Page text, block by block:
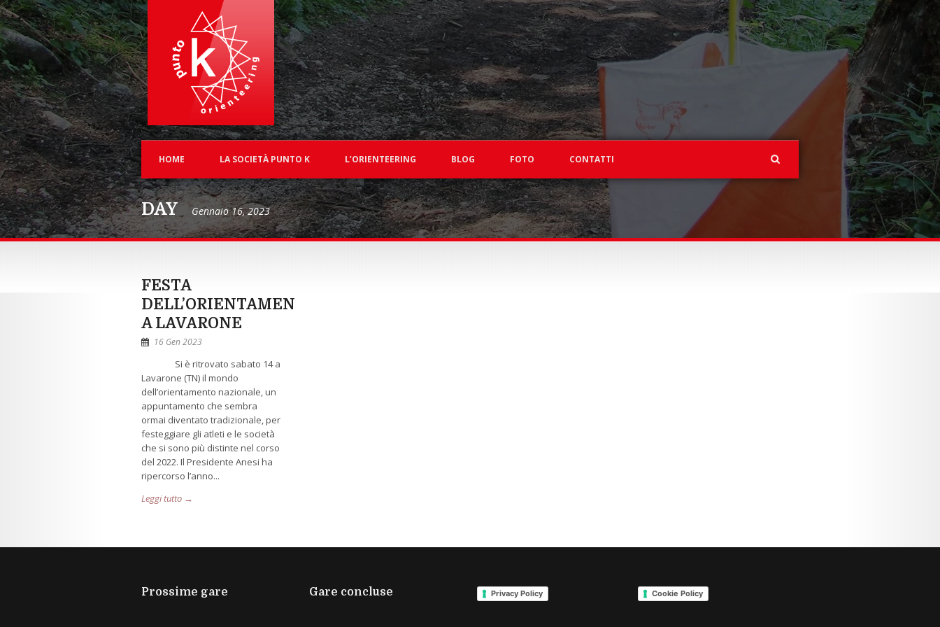
HOME LA SOCIETÀ PUNTO K L’ORIENTEERING BLOG FOTO CONTATTI
DAY Gennaio 16, 2023
FESTA
DELL’ORIENTAMENTO
A LAVARONE
16 Gen 2023
Si è ritrovato sabato 14 a
Lavarone (TN) il mondo
dell’orientamento nazionale, un
appuntamento che sembra
ormai diventato tradizionale, per
festeggiare gli atleti e le società
che si sono più distinte nel corso
del 2022. Il Presidente Anesi ha
ripercorso l’anno...
Leggi tutto →
Prossime gare Gare concluse Privacy Policy Cookie Policy